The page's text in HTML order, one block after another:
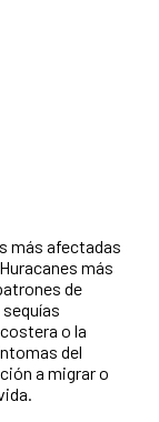
más afectadas
más
de
o la
del
a migrar o